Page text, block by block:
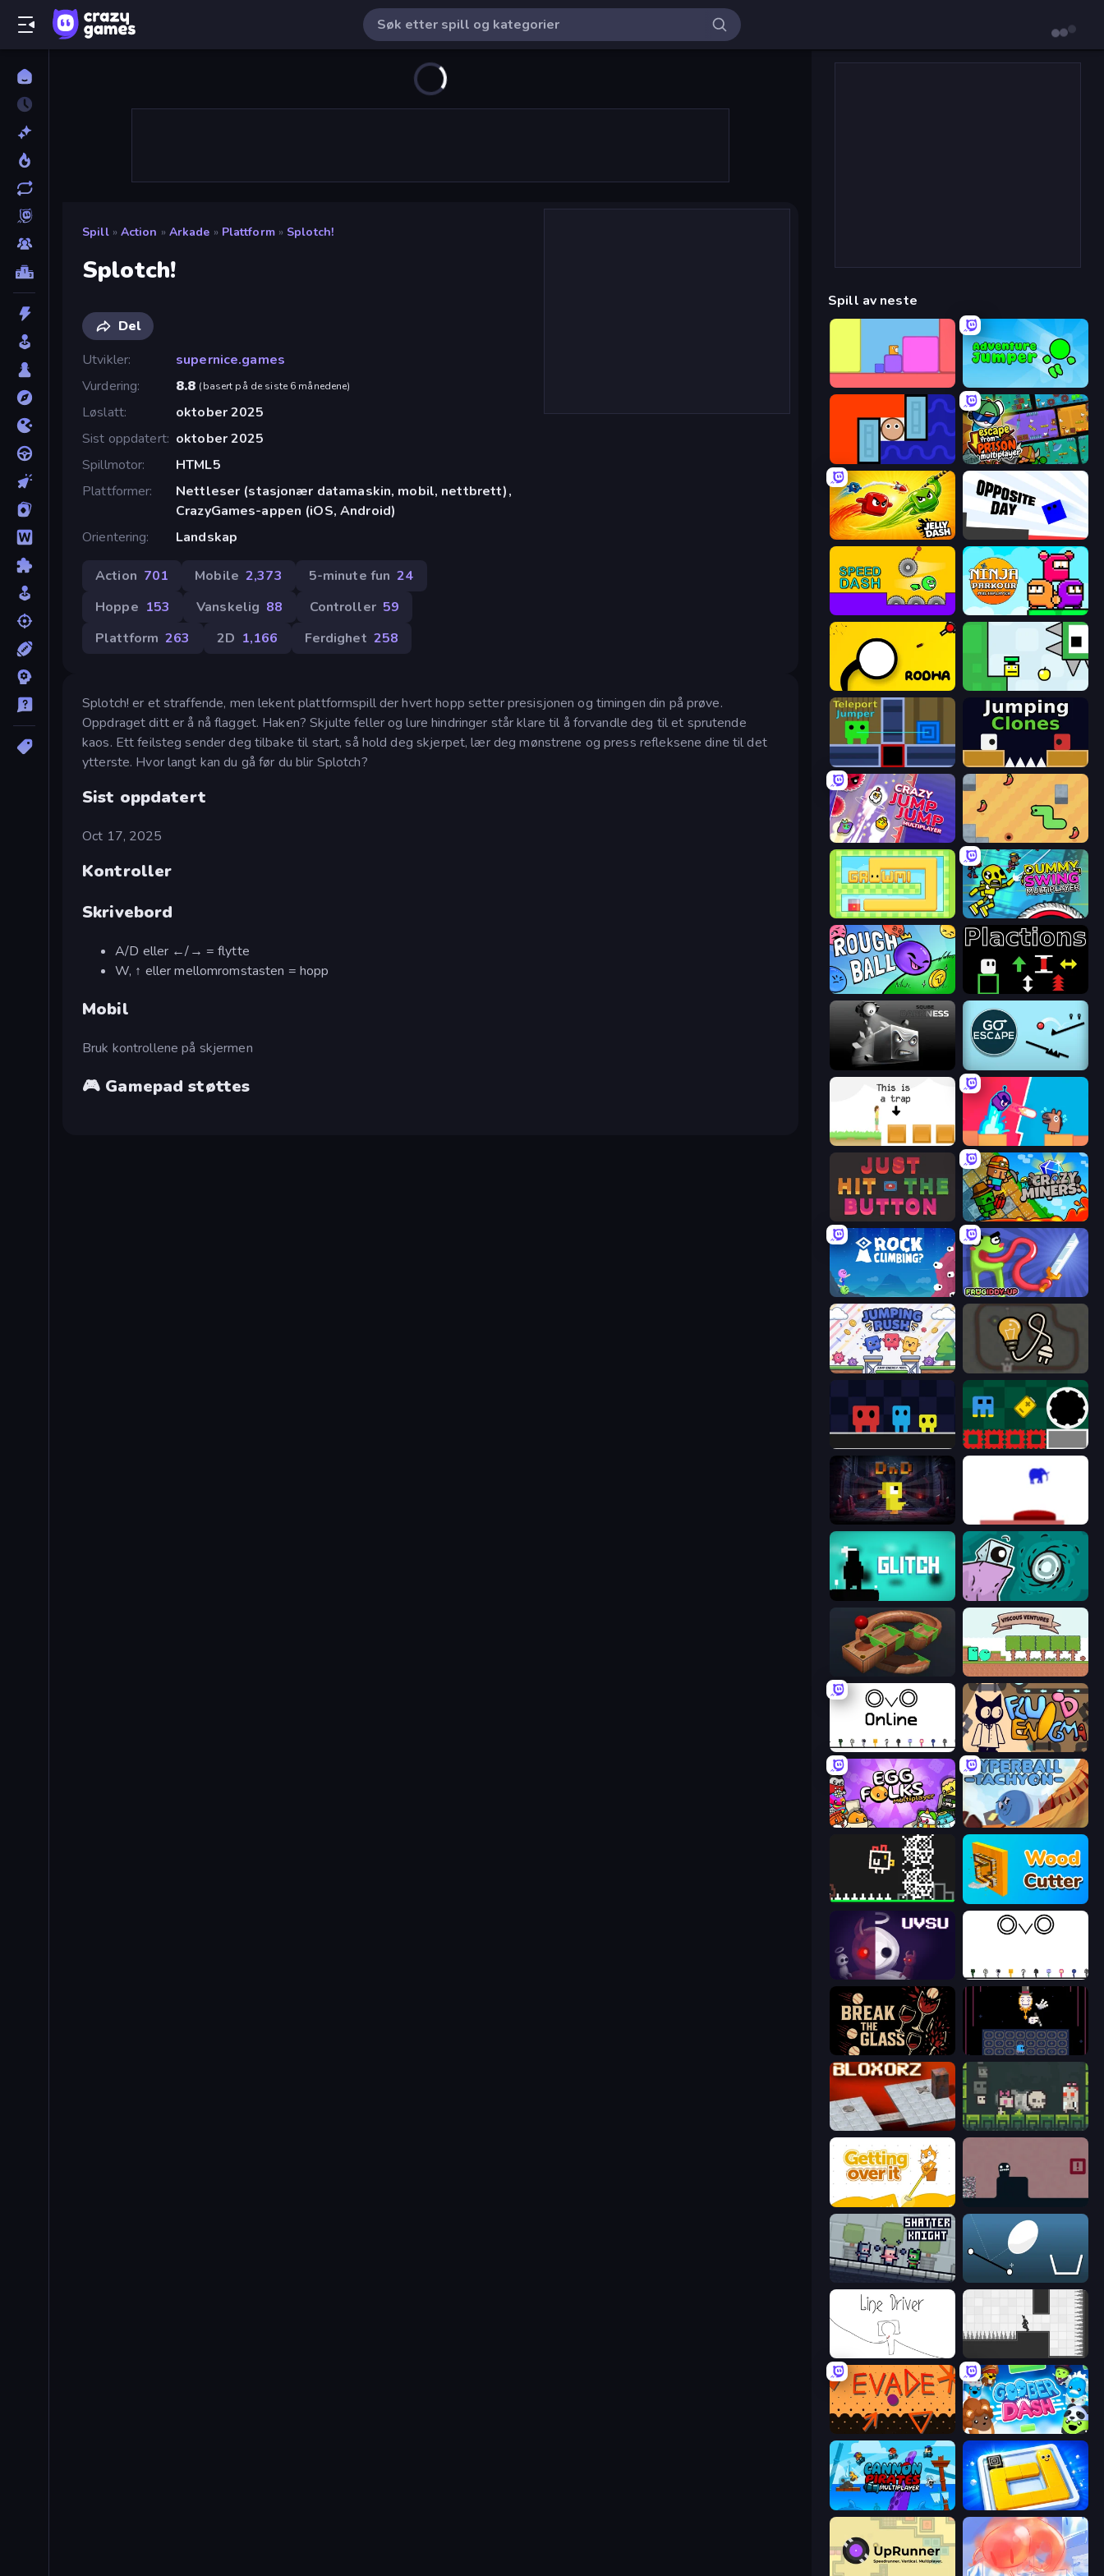
Spill » Action » Arkade » Plattform » Splotch!
Splotch!
Del
Utvikler
supernice.games
Vurdering
8.8 (basert på de siste 6 månedene)
Løslatt
oktober 2025
Sist oppdatert oktober 2025
Spillmotor
HTML5
Plattformer
Nettleser (stasjonær datamaskin, mobil, nettbrett),
CrazyGames-appen (iOS, Android)
Orientering
Landskap
Action 701 Mobile 2,373 5-minute fun 24
Hoppe 153 Vanskelig 88 Controller 59
Plattform 263 2D 1,166 Ferdighet 258
Splotch! er et straffende, men lekent plattformspill der hvert hopp setter presisjonen og timingen din på prøve.
Oppdraget ditt er å nå flagget. Haken? Skjulte feller og lure hindringer står klare til å forvandle deg til et sprutende
kaos. Ett feilsteg sender deg tilbake til start, så hold deg skjerpet, lær deg mønstrene og press refleksene dine til det
ytterste. Hvor langt kan du gå før du blir Splotch?
Sist oppdatert
Oct 17, 2025
Kontroller
Skrivebord
A/D eller ←/→ = flytte
W, ↑ eller mellomromstasten = hopp
Mobil
Bruk kontrollene på skjermen
🎮 Gamepad støttes
Spill av neste
Adventure Jumper
Lava and Aqua Escape From Prison Multiplayer
Jelly Dash Opposite Day
Ninja Parkour Multiplayer
Rodha
Teleport Jumper Jumping Clones
Crazy Jump Jump Multiplayer SSSPICY!
Growmi Crazy Dummy Swing Multiplayer
Rough Ball Plactions
Sqube Darkness
The Unfair Platformer Boom Slingers ReBoom
Just Hit the Button Crazy Miners
Rock Climbing? Frogiddy
Jumping Rush Light The Lamp
Jump and Hover
Dungeons n' Ducks This Is The Only Level
Tilo
Marble Run
OvO.io Fluid Enigma
Egg Folks Multiplayer Hyperball Tachyon
Chicken and Bee Wood Cutter - Saw
UVSU OvO Game
Break the Glass Just One Boss
Bloxorz A Grim Chase
Getting Over It Life in the Static
Shatter Knight Bouncy Egg
Evade Goober Dash
Cannon Pirates Multiplayer Ice Slide